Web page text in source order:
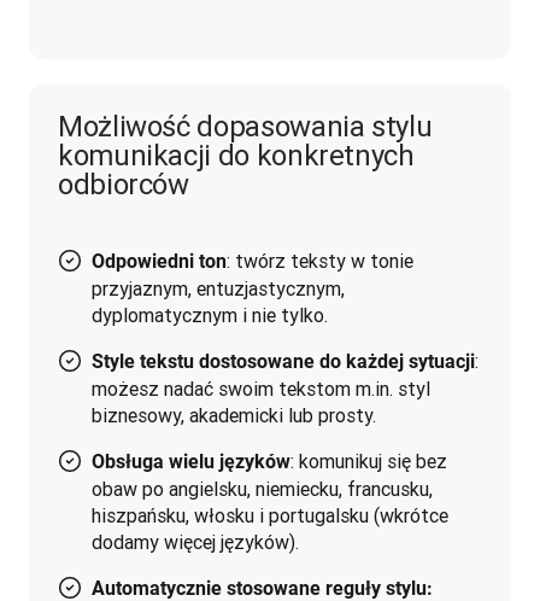
Możliwość dopasowania stylu
komunikacji do konkretnych
odbiorców
Odpowiedni ton: twórz teksty w tonie
przyjaznym, entuzjastycznym,
dyplomatycznym i nie tylko.
Style tekstu dostosowane do każdej sytuacji:
możesz nadać swoim tekstom m.in. styl
biznesowy, akademicki lub prosty.
Obsługa wielu języków: komunikuj się bez
obaw po angielsku, niemiecku, francusku,
hiszpańsku, włosku i portugalsku (wkrótce
dodamy więcej języków).
Automatycznie stosowane reguły stylu: